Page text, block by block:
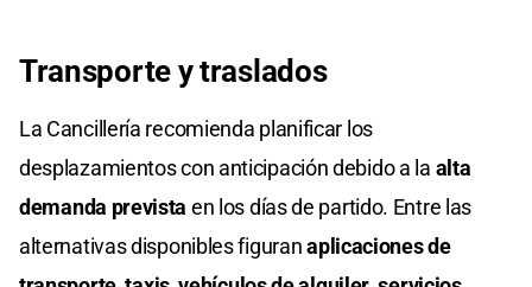
Transporte y traslados
La Cancillería recomienda planificar los
desplazamientos con anticipación debido a la alta
demanda prevista en los días de partido. Entre las
alternativas disponibles figuranaplicaciones de